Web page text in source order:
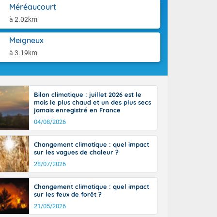
Méréaucourt
à 2.02km
Meigneux
à 3.19km
Aquitaine,
Loire, l'Île-
se décale
le
aux
voilé sur
littoral
vers le
le ciel
donnant de
entre
en Anjou.
pointes
Bilan climatique : juillet 2026 est le
mois le plus chaud et un des plus secs
jamais enregistré en France
04/08/2026
Changement climatique : quel impact
sur les vagues de chaleur ?
28/07/2026
Changement climatique : quel impact
sur les feux de forêt ?
21/05/2026